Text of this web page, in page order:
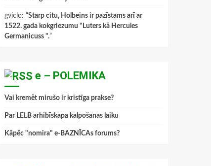
gviclo: “Starp citu, Holbeins ir pazīstams arī ar
1522. gada kokgriezumu "Luters kā Hercules
Germanicuss ".”
e – POLEMIKA
Vai kremēt mirušo ir kristīga prakse?
Par LELB arhibīskapa kalpošanas laiku
Kāpēc "nomira" e-BAZNĪCAs forums?